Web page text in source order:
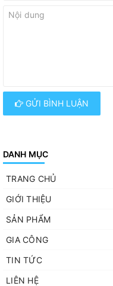
GỬI BÌNH LUẬN
DANH MỤC
TRANG CHỦ
GIỚI THIỆU
SẢN PHẨM
GIA CÔNG
TIN TỨC
LIÊN HỆ